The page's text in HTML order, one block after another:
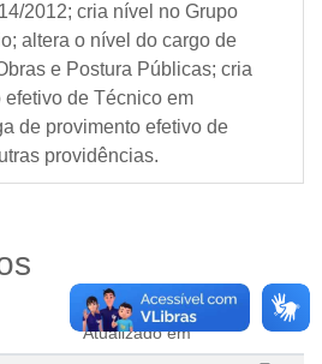
2012; cria nível no Grupo
altera o nível do cargo de
e Postura Públicas; cria
de Técnico em
de provimento efetivo de
providências.
Atualizado em